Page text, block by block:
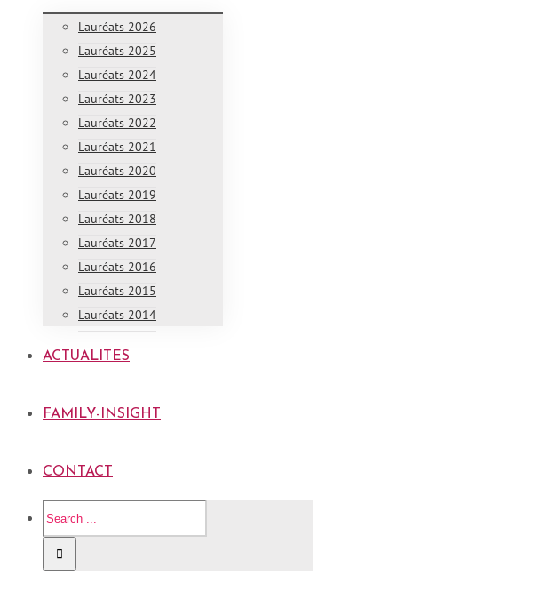
Lauréats 2026
Lauréats 2025
Lauréats 2024
Lauréats 2023
Lauréats 2022
Lauréats 2021
Lauréats 2020
Lauréats 2019
Lauréats 2018
Lauréats 2017
Lauréats 2016
Lauréats 2015
Lauréats 2014
ACTUALITES
FAMILY-INSIGHT
CONTACT